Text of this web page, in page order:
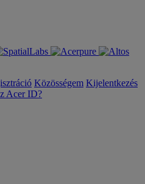
Közösségem Kijelentkezés
Acer ID?